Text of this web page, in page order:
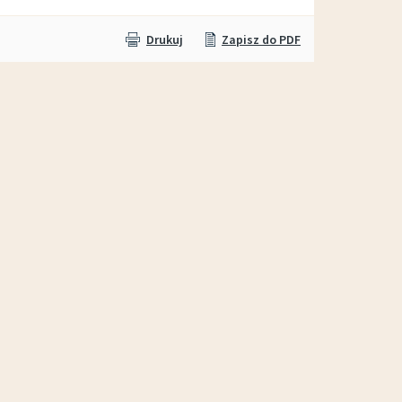
Drukuj Zapisz do PDF